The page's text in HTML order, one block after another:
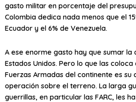
gasto militar en porcentaje del
Colombia dedica nada menos que el
Ecuador y el 6% de Venezuela.
A ese enorme gasto hay que sumar la
Estados Unidos. Pero lo que las
Fuerzas Armadas del continente es su
operación sobre el terreno. La larga
guerrillas, en particular las FARC, les